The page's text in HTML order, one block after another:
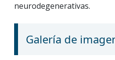
neurodegenerativas.
Galería de